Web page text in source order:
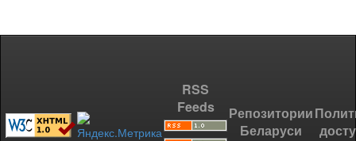
RSS
Feeds
Репозитории
Беларуси